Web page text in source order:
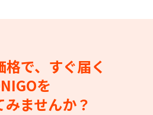
格で、すぐ届く
を
みませんか？